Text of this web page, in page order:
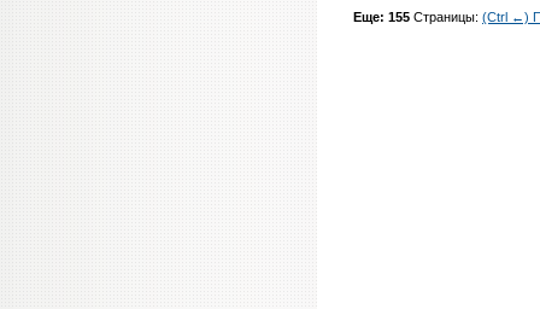
Еще: 155 Страницы: (Ctrl ←)